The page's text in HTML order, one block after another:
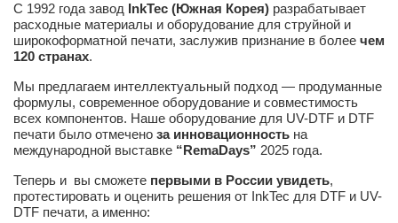
С 1992 года завод InkTec (Южная Корея) разрабатывает
расходные материалы и оборудование для струйной и
широкоформатной печати, заслужив признание в более чем
120 странах.
Мы предлагаем интеллектуальный подход — продуманные
формулы, современное оборудование и совместимость
всех компонентов. Наше оборудование для UV-DTF и DTF
печати было отмечено за инновационность на
международной выставке “RemaDays” 2025 года.
Теперь и вы сможете первыми в России увидеть,
протестировать и оценить решения от InkTec для DTF и UV-
DTF печати, а именно: